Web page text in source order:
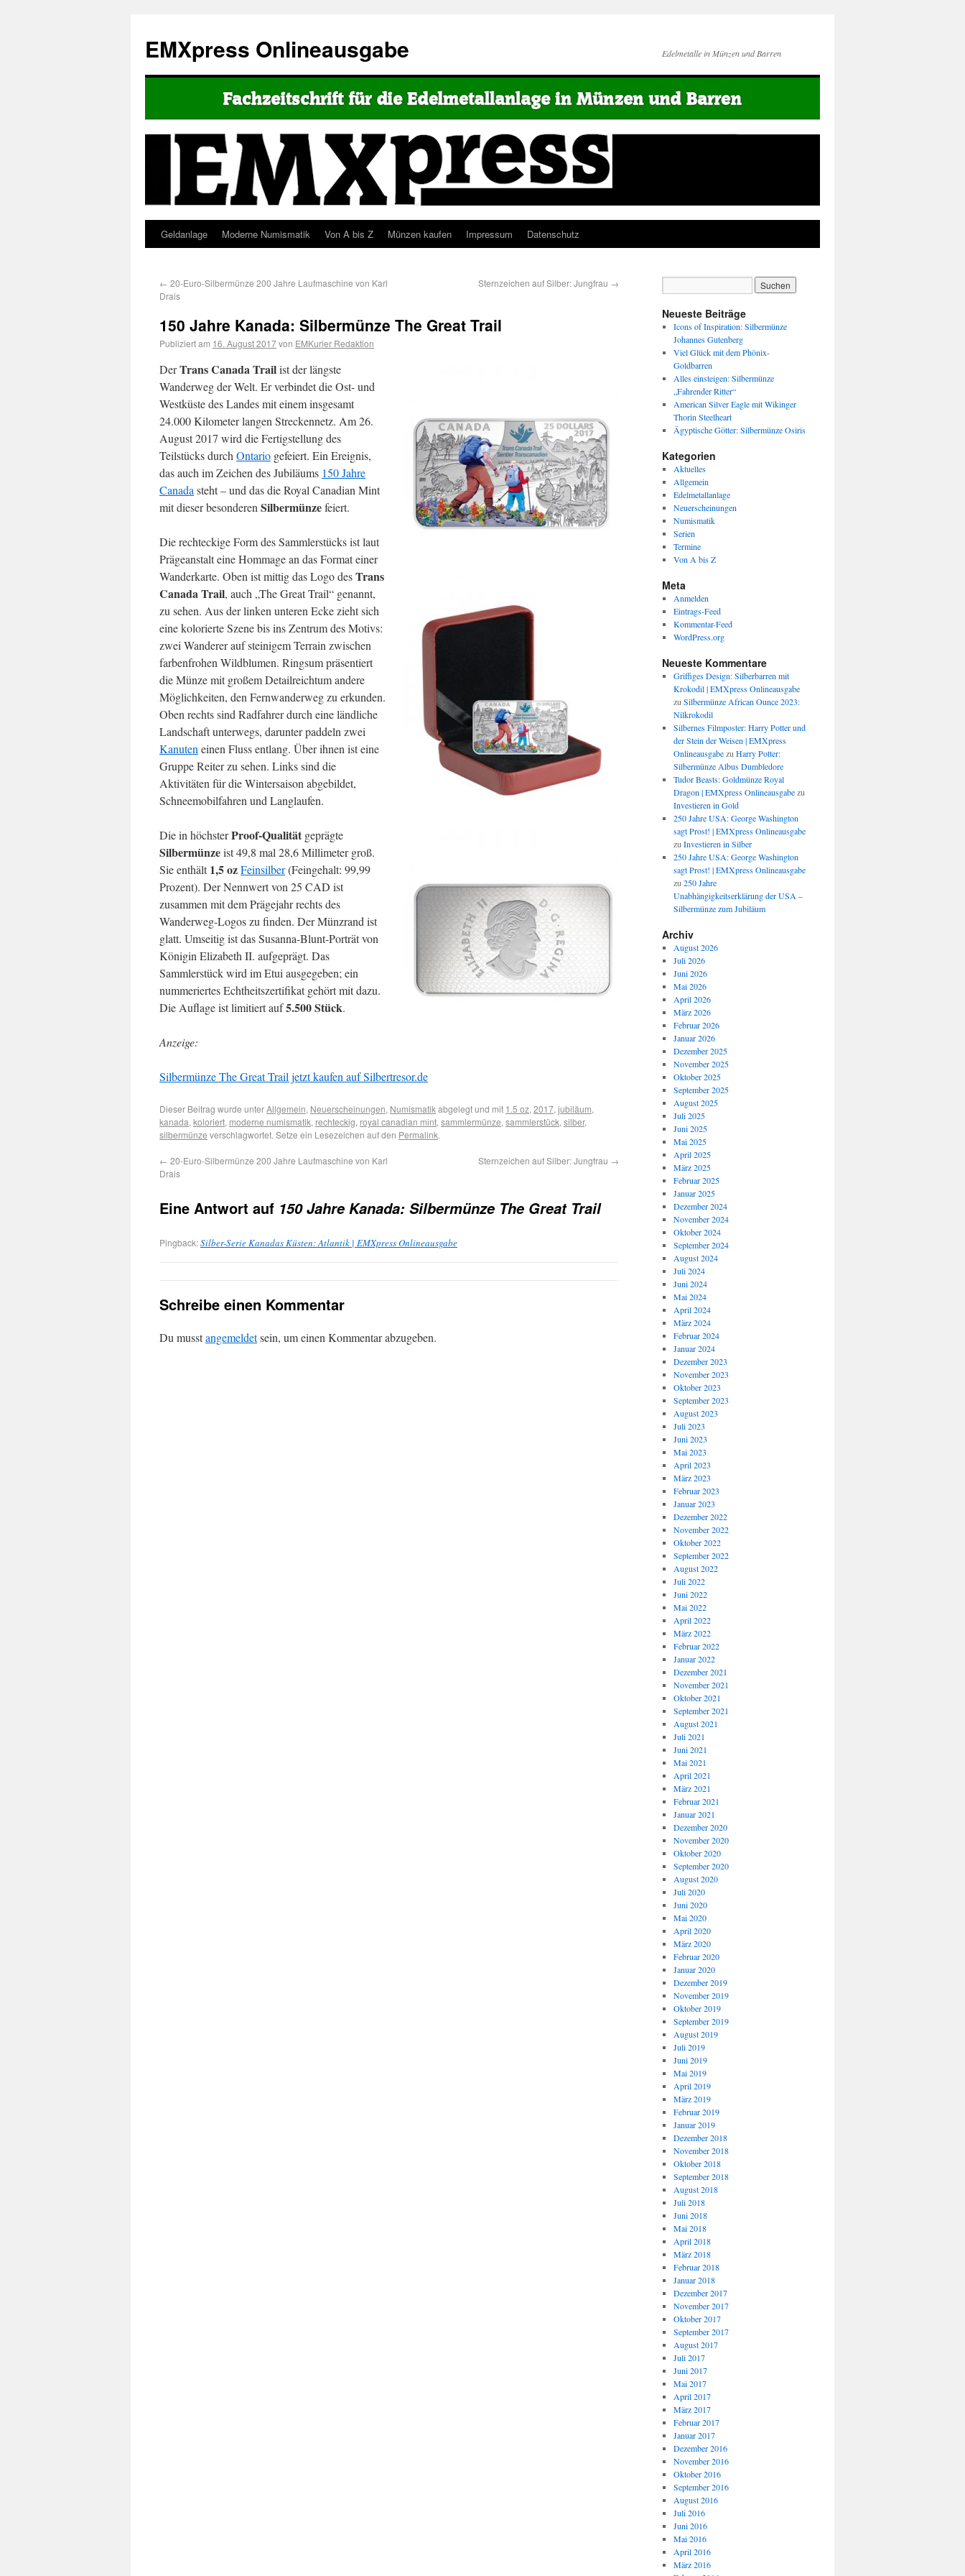
EMXpress Onlineausgabe Edelmetalle in Münzen und Barren
Geldanlage Moderne Numismatik Von A bis Z Münzen kaufen Impressum Datenschutz
← 20-Euro-Silbermünze 200 Jahre Laufmaschine von Karl
Drais
Sternzeichen auf Silber: Jungfrau →
150 Jahre Kanada: Silbermünze The Great Trail
Publiziert am 16. August 2017von EMKurier Redaktion
DerTrans Canada Trailist der längste
Wanderweg der Welt. Er verbindet die Ost- und
Westküste des Landes mit einem insgesamt
24.000 Kilometer langen Streckennetz. Am 26.
August 2017 wird die Fertigstellung des
Teilstücks durch Ontario gefeiert. Ein Ereignis,
das auch im Zeichen des Jubiläums 150 Jahre
Canada steht – und das die Royal Canadian Mint
mit dieser besonderen Silbermünzefeiert.
Die rechteckige Form des Sammlerstücks ist laut
Prägeanstalt eine Hommage an das Format einer
Wanderkarte. Oben ist mittig das Logo desTrans
Canada Trail, auch „The Great Trail“ genannt,
zu sehen. Aus der linken unteren Ecke zieht sich
eine kolorierte Szene bis ins Zentrum des Motivs:
zwei Wanderer auf steinigem Terrain zwischen
farbenfrohen Wildblumen. Ringsum präsentiert
die Münze mit großem Detailreichtum andere
Möglichkeiten, den Fernwanderweg zu erkunden.
Oben rechts sind Radfahrer durch eine ländliche
Landschaft unterwegs, darunter paddeln zwei
Kanuten einen Fluss entlang. Über ihnen ist eine
Gruppe Reiter zu sehen. Links sind die
Aktivitäten für die Wintersaison abgebildet,
Schneemobilfahren und Langlaufen.
Die in höchsterProof-Qualität geprägte
Silbermünzeist 49,8 mal 28,6 Millimeter groß.
Sie enthält1,5 ozFeinsilber(Feingehalt: 99,99
Prozent). Der Nennwert von 25 CAD ist
zusammen mit dem Prägejahr rechts des
Wanderweg-Logos zu finden. Der Münzrand ist
glatt. Umseitig ist das Susanna-Blunt-Porträt von
Königin Elizabeth II. aufgeprägt. Das
Sammlerstück wird im Etui ausgegeben; ein
nummeriertes Echtheitszertifikat gehört mit dazu.
Die Auflage ist limitiert auf5.500 Stück.
Anzeige:
Silbermünze The Great Trail jetzt kaufen auf Silbertresor.de
Dieser Beitrag wurde unterAllgemein, Neuerscheinungen, Numismatikabgelegt und mit 1.5 oz, 2017, jubiläum,
kanada, koloriert, moderne numismatik, rechteckig, royal canadian mint, sammlermünze, sammlerstück, silber,
silbermünze verschlagwortet. Setze ein Lesezeichen auf den Permalink.
← 20-Euro-Silbermünze 200 Jahre Laufmaschine von Karl
Drais
Sternzeichen auf Silber: Jungfrau →
Eine Antwort auf 150 Jahre Kanada: Silbermünze The Great Trail
Pingback:Silber-Serie Kanadas Küsten: Atlantik | EMXpress Onlineausgabe
Schreibe einen Kommentar
Du musstangemeldetsein, um einen Kommentar abzugeben.
Neueste Beiträge
Icons of Inspiration: Silbermünze
Johannes Gutenberg
Viel Glück mit dem Phönix-
Goldbarren
Alles einsteigen: Silbermünze
„Fahrender Ritter“
American Silver Eagle mit Wikinger
Thorin Steelheart
Ägyptische Götter: Silbermünze Osiris
Kategorien
Aktuelles
Allgemein
Edelmetallanlage
Neuerscheinungen
Numismatik
Serien
Termine
Von A bis Z
Meta
Anmelden
Eintrags-Feed
Kommentar-Feed
WordPress.org
Neueste Kommentare
Griffiges Design: Silberbarren mit
Krokodil | EMXpress Onlineausgabe
zu Silbermünze African Ounce 2023:
Nilkrokodil
Silbernes Filmposter: Harry Potter und
der Stein der Weisen | EMXpress
Onlineausgabezu Harry Potter:
Silbermünze Albus Dumbledore
Tudor Beasts: Goldmünze Royal
Dragon | EMXpress Onlineausgabezu
Investieren in Gold
250 Jahre USA: George Washington
sagt Prost! | EMXpress Onlineausgabe
zu Investieren in Silber
250 Jahre USA: George Washington
sagt Prost! | EMXpress Onlineausgabe
zu 250 Jahre
Unabhängigkeitserklärung der USA –
Silbermünze zum Jubiläum
Archiv
August 2026
Juli 2026
Juni 2026
Mai 2026
April 2026
März 2026
Februar 2026
Januar 2026
Dezember 2025
November 2025
Oktober 2025
September 2025
August 2025
Juli 2025
Juni 2025
Mai 2025
April 2025
März 2025
Februar 2025
Januar 2025
Dezember 2024
November 2024
Oktober 2024
September 2024
August 2024
Juli 2024
Juni 2024
Mai 2024
April 2024
März 2024
Februar 2024
Januar 2024
Dezember 2023
November 2023
Oktober 2023
September 2023
August 2023
Juli 2023
Juni 2023
Mai 2023
April 2023
März 2023
Februar 2023
Januar 2023
Dezember 2022
November 2022
Oktober 2022
September 2022
August 2022
Juli 2022
Juni 2022
Mai 2022
April 2022
März 2022
Februar 2022
Januar 2022
Dezember 2021
November 2021
Oktober 2021
September 2021
August 2021
Juli 2021
Juni 2021
Mai 2021
April 2021
März 2021
Februar 2021
Januar 2021
Dezember 2020
November 2020
Oktober 2020
September 2020
August 2020
Juli 2020
Juni 2020
Mai 2020
April 2020
März 2020
Februar 2020
Januar 2020
Dezember 2019
November 2019
Oktober 2019
September 2019
August 2019
Juli 2019
Juni 2019
Mai 2019
April 2019
März 2019
Februar 2019
Januar 2019
Dezember 2018
November 2018
Oktober 2018
September 2018
August 2018
Juli 2018
Juni 2018
Mai 2018
April 2018
März 2018
Februar 2018
Januar 2018
Dezember 2017
November 2017
Oktober 2017
September 2017
August 2017
Juli 2017
Juni 2017
Mai 2017
April 2017
März 2017
Februar 2017
Januar 2017
Dezember 2016
November 2016
Oktober 2016
September 2016
August 2016
Juli 2016
Juni 2016
Mai 2016
April 2016
März 2016